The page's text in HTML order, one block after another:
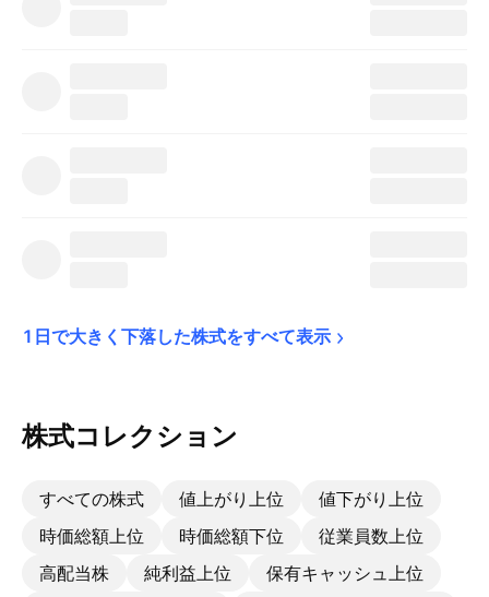
1日で大きく下落した株式をすべて表示
株式コレクション
すべての株式 値上がり上位
値下がり上位
時価総額上位
時価総額下位
従業員数上位
高配当株
純利益上位
保有キャッシュ上位